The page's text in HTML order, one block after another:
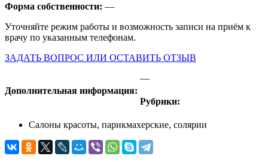
Форма собственности: —
Уточняйте режим работы и возможность записи на приём к
врачу по указанным телефонам.
ЗАДАТЬ ВОПРОС ИЛИ ОСТАВИТЬ ОТЗЫВ
Дополнительная информация:
—
Рубрики:
Салоны красоты, парикмахерские, солярии